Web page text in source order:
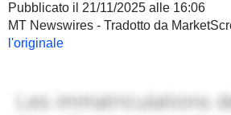
Pubblicato il 21/11/2025 alle 16:06
MT Newswires - Tradotto da
l'originale